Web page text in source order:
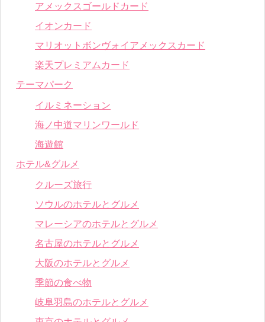
アメックスゴールドカード
イオンカード
マリオットボンヴォイアメックスカード
楽天プレミアムカード
テーマパーク
イルミネーション
海ノ中道マリンワールド
海遊館
ホテル&グルメ
クルーズ旅行
ソウルのホテルとグルメ
マレーシアのホテルとグルメ
名古屋のホテルとグルメ
大阪のホテルとグルメ
季節の食べ物
岐阜羽島のホテルとグルメ